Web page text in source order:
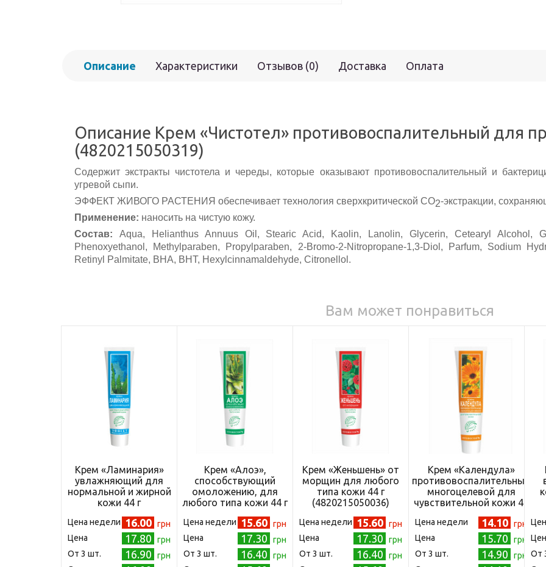
Описание Характеристики Отзывов (0) Доставка Оплата
Описание Крем «Чистотел» противовоспалительный для
(4820215050319)
Содержит экстракты чистотела и череды, которые оказывают противовоспалительный и
угревой сыпи.
ЭФФЕКТ ЖИВОГО РАСТЕНИЯ обеспечивает технология сверхкритической СО2-экстракции,
Применение: наносить на чистую кожу.
Состав: Aqua, Helianthus Annuus Oil, Stearic Acid, Kaolin, Lanolin, Glycerin, Cetearyl Alcohol,
Phenoxyethanol, Methylparaben, Propylparaben, 2-Bromo-2-Nitropropane-1,3-Diol, Parfum, Sodium
Retinyl Palmitate, BHA, BHT, Hexylcinnamaldehyde, Citronellol.
Вам может понравиться
Крем «Ламинария»
увлажняющий для
нормальной и жирной
кожи 44 г
Цена недели 16.00 грн
Цена
17.80
грн
Oт 3 шт.
16.90
грн
Крем «Алоэ»,
способствующий
омоложению, для
любого типа кожи 44 г
Цена недели 15.60 грн
Цена
17.30
грн
Oт 3 шт.
16.40
грн
Крем «Женьшень» от
морщин для любого
типа кожи 44 г
(4820215050036)
Цена недели 15.60 грн
Цена
17.30
грн
Oт 3 шт.
16.40
грн
Крем «Календула»
противовоспалительный
многоцелевой для
чувствительной кожи 44
Цена недели 14.10 грн
Цена
15.70
грн
Oт 3 шт.
14.90
грн
Oт